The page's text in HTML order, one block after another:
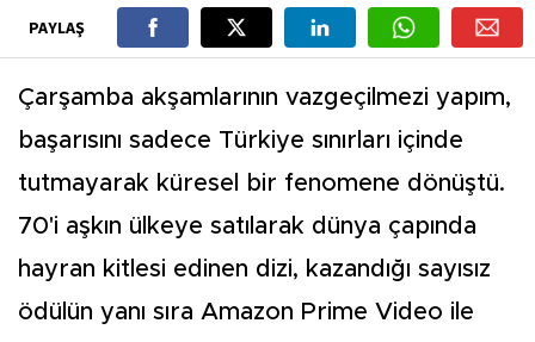
PAYLAŞ
Çarşamba akşamlarının vazgeçilmezi yapım,
başarısını sadece Türkiye sınırları içinde
tutmayarak küresel bir fenomene dönüştü.
70'i aşkın ülkeye satılarak dünya çapında
hayran kitlesi edinen dizi, kazandığı sayısız
ödülün yanı sıra Amazon Prime Video ile